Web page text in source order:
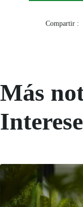
Compartir :
Más
Interese